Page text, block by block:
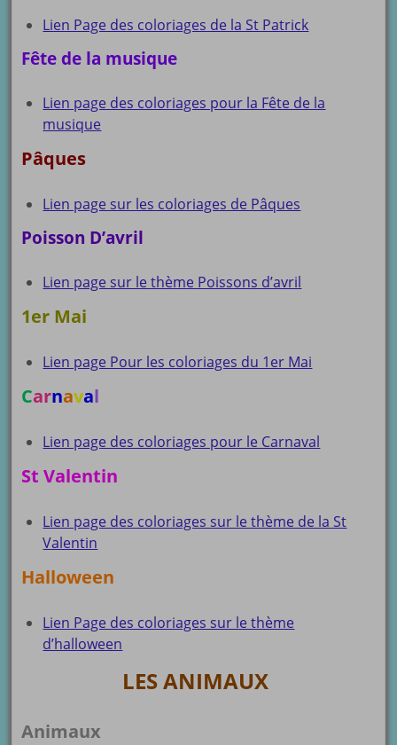
Lien Page des coloriages de la St Patrick
Fête de la musique
Lien page des coloriages pour la Fête de la
musique
Pâques
Lien page sur les coloriages de Pâques
Poisson D’avril
Lien page sur le thème Poissons d’avril
1er Mai
Lien page Pour les coloriages du 1er Mai
Carnaval
Lien page des coloriages pour le Carnaval
St Valentin
Lien page des coloriages sur le thème de la St
Valentin
Halloween
Lien Page des coloriages sur le thème
d’halloween
LES ANIMAUX
Animaux